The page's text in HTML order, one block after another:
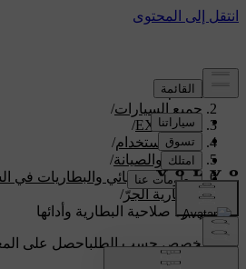
الدعم/
جميع السيارات/
EX90 2026
/
دليل الاستخدام/
العناية والصيانة/
النظام الكهربائي والبطاريات في
بطارية الجرّ/
إدارة صلاحية البطارية وأدائها
دعم مخصص حسب الطلباحصل على
بسيارتك الخاصة.